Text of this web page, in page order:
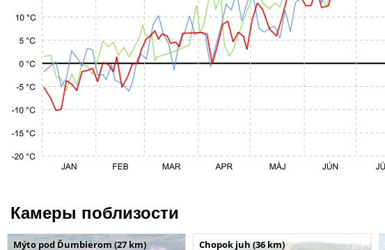
Камеры поблизости
Mýto pod Ďumbierom (27 km) Chopok juh (36 km)